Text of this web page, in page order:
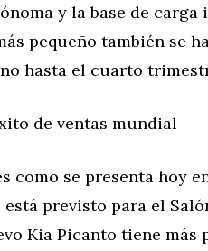
y la base de
pequeño también se
hasta el cuarto
de ventas mundial
como se presenta hoy
previsto para el
Kia Picanto tiene